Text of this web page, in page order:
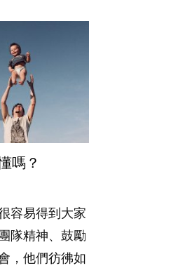
嗎？
容易得到大家
隊精神、鼓勵
，他們彷彿如
沒捷徑
跟相愛的人結
但生了孩子卻
營婚姻，不
由懷孕開始到
數之不盡的問
以往製作過的
好？
始越好，有人
令孩子感到混
專家怎樣說，
「叻仔叻
自理井井有
一，還是魚與